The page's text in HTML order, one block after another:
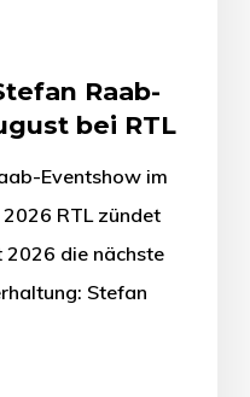
Raab-
bei RTL
Eventshow im
RTL zündet
2026 die nächste
Stefan